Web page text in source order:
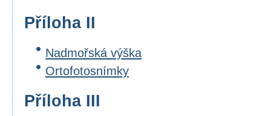
Příloha II
Nadmořská výška
Ortofotosnímky
Příloha III